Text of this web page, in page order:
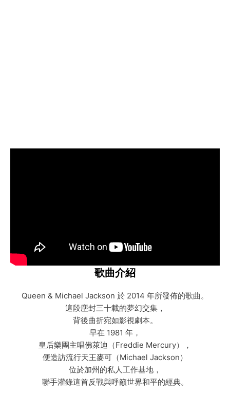
歌曲介紹
Queen & Michael Jackson 於 2014 年所發佈的歌曲。
這段塵封三十載的夢幻交集，
背後曲折宛如影視劇本。
早在 1981 年，
皇后樂團主唱佛萊迪（Freddie Mercury），
便造訪流行天王麥可（Michael Jackson）
位於加州的私人工作基地，
聯手灌錄這首反戰與呼籲世界和平的經典。